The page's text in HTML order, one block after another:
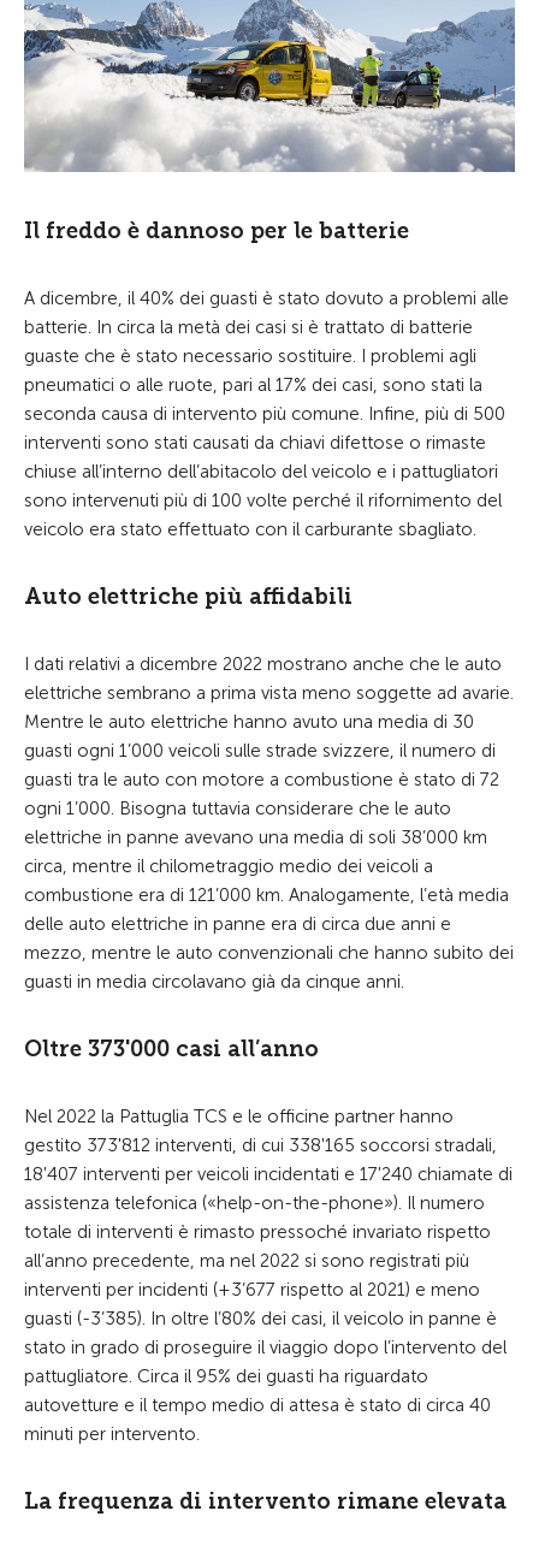
Il freddo è dannoso per le batterie
A dicembre, il 40% dei guasti è stato dovuto a problemi alle
batterie. In circa la metà dei casi si è trattato di batterie
guaste che è stato necessario sostituire. I problemi agli
pneumatici o alle ruote, pari al 17% dei casi, sono stati la
seconda causa di intervento più comune. Infine, più di 500
interventi sono stati causati da chiavi difettose o rimaste
chiuse all’interno dell’abitacolo del veicolo e i pattugliatori
sono intervenuti più di 100 volte perché il rifornimento del
veicolo era stato effettuato con il carburante sbagliato.
Auto elettriche più affidabili
I dati relativi a dicembre 2022 mostrano anche che le auto
elettriche sembrano a prima vista meno soggette ad avarie.
Mentre le auto elettriche hanno avuto una media di 30
guasti ogni 1’000 veicoli sulle strade svizzere, il numero di
guasti tra le auto con motore a combustione è stato di 72
ogni 1’000. Bisogna tuttavia considerare che le auto
elettriche in panne avevano una media di soli 38’000 km
circa, mentre il chilometraggio medio dei veicoli a
combustione era di 121’000 km. Analogamente, l’età media
delle auto elettriche in panne era di circa due anni e
mezzo, mentre le auto convenzionali che hanno subito dei
guasti in media circolavano già da cinque anni.
Oltre 373'000 casi all’anno
Nel 2022 la Pattuglia TCS e le officine partner hanno
gestito 373'812 interventi, di cui 338'165 soccorsi stradali,
18'407 interventi per veicoli incidentati e 17'240 chiamate di
assistenza telefonica («help-on-the-phone»). Il numero
totale di interventi è rimasto pressoché invariato rispetto
all’anno precedente, ma nel 2022 si sono registrati più
interventi per incidenti (+3’677 rispetto al 2021) e meno
guasti (-3’385). In oltre l’80% dei casi, il veicolo in panne è
stato in grado di proseguire il viaggio dopo l’intervento del
pattugliatore. Circa il 95% dei guasti ha riguardato
autovetture e il tempo medio di attesa è stato di circa 40
minuti per intervento.
La frequenza di intervento rimane elevata